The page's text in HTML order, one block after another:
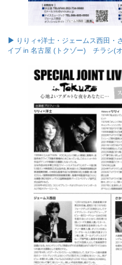
りりィ+洋士・ジェームス西田・
イブ in 名古屋 (トクゾー) チラシ(